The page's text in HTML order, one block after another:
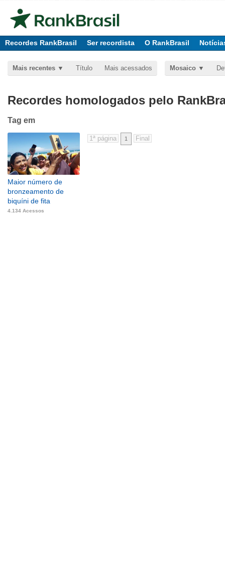
Recordes RankBrasil Ser recordista O RankBrasil
Mais recentes Título Mais acessados Mosaico
Recordes homologados pelo
Tag em
Maior número de
bronzeamento de
biquíni de fita
4.134 Acessos
1